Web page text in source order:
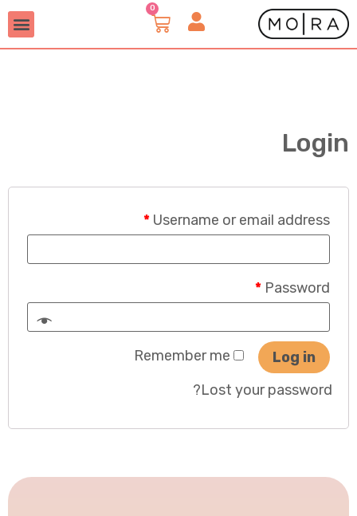
Login
Username or email address
*
Password
*
Remember me
Log in
Lost your password?